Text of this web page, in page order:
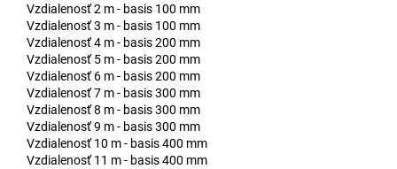
Vzdialenosť 2 m - basis 100 mm
Vzdialenosť 3 m - basis 100 mm
Vzdialenosť 4 m - basis 200 mm
Vzdialenosť 5 m - basis 200 mm
Vzdialenosť 6 m - basis 200 mm
Vzdialenosť 7 m - basis 300 mm
Vzdialenosť 8 m - basis 300 mm
Vzdialenosť 9 m - basis 300 mm
Vzdialenosť 10 m - basis 400 mm
Vzdialenosť 11 m - basis 400 mm